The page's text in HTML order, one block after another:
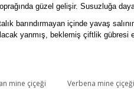
güzel gelişir. Susuzluğa
barındırmayan içinde yavaş
yanmış, beklemiş çiftlik
mine çiçeği Verbena mine çiçeği